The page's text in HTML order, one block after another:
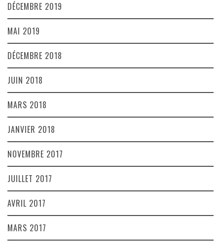
DÉCEMBRE 2019
MAI 2019
DÉCEMBRE 2018
JUIN 2018
MARS 2018
JANVIER 2018
NOVEMBRE 2017
JUILLET 2017
AVRIL 2017
MARS 2017